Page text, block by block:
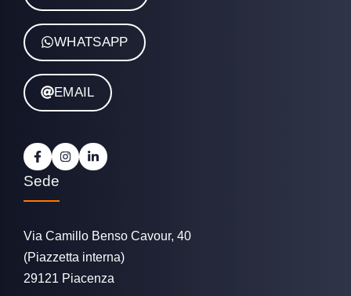
WHATSAPP
EMAIL
Sede
Via Camillo Benso Cavour, 40
(Piazzetta interna)
29121 Piacenza